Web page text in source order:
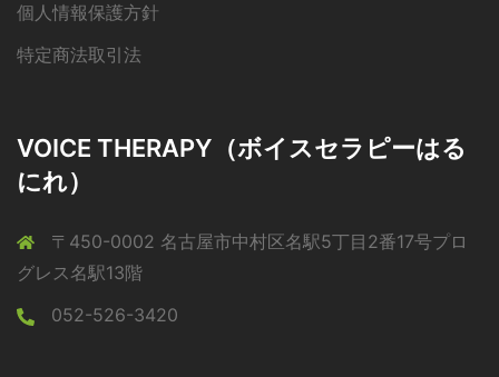
個人情報保護方針
特定商法取引法
VOICE THERAPY（ボイスセラピーはる
にれ）
〒450-0002 名古屋市中村区名駅5丁目2番17号プロ
グレス名駅13階
052-526-3420